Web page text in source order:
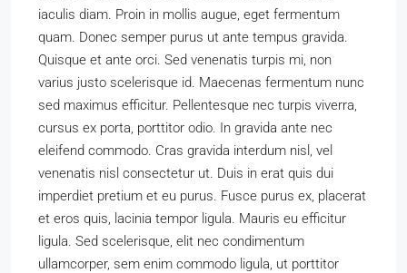
iaculis diam. Proin in mollis augue, eget fermentum
quam. Donec semper purus ut ante tempus gravida.
Quisque et ante orci. Sed venenatis turpis mi, non
varius justo scelerisque id. Maecenas fermentum nunc
sed maximus efficitur. Pellentesque nec turpis viverra,
cursus ex porta, porttitor odio. In gravida ante nec
eleifend commodo. Cras gravida interdum nisl, vel
venenatis nisl consectetur ut. Duis in erat quis dui
imperdiet pretium et eu purus. Fusce purus ex, placerat
et eros quis, lacinia tempor ligula. Mauris eu efficitur
ligula. Sed scelerisque, elit nec condimentum
ullamcorper, sem enim commodo ligula, ut porttitor